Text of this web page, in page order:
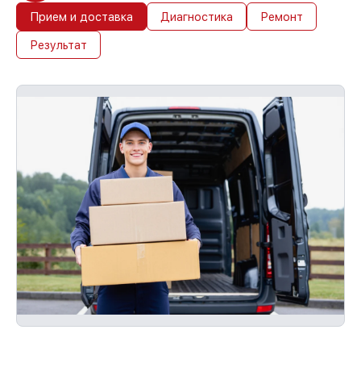
Прием и доставка Диагностика Ремонт
Результат